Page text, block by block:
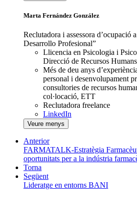
Marta Fernández González
Reclutadora i assessora d’ocupació
Desarrollo Profesional”
Llicencia en Psicologia i
Direcció de Recursos Humans
Més de deu anys
personal i desenvolupament
consultories de recursos
col·locació, ETT
Reclutadora freelance
LinkedIn
Veure menys
Anterior
FARMATALK-Estratègia
oportunitats per a la indústria
Torna
Següent
Lideratge en entorns BANI